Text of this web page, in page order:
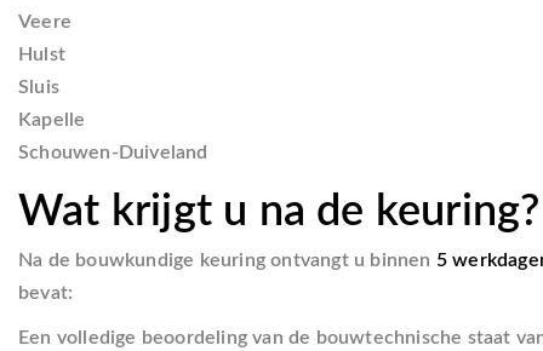
Veere
Hulst
Sluis
Kapelle
Schouwen-Duiveland
Wat krijgt u na de keuring?
Na de bouwkundige keuring ontvangt u binnen 5
bevat:
Een volledige beoordeling van de bouwtechnische staat